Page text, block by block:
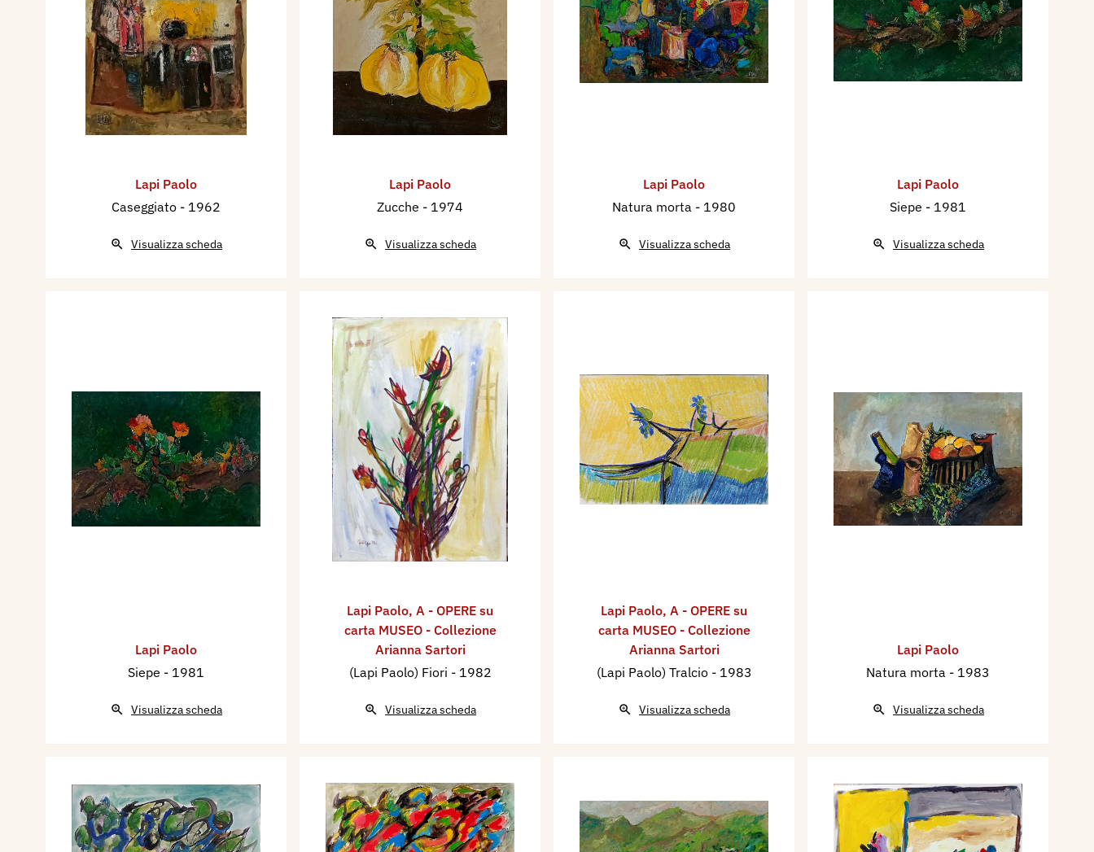
Lapi Paolo
Caseggiato - 1962
Visualizza scheda
Lapi Paolo
Zucche - 1974
Visualizza scheda
Lapi Paolo
Natura morta - 1980
Visualizza scheda
Lapi Paolo
Siepe - 1981
Visualizza scheda
Lapi Paolo
Siepe - 1981
Visualizza scheda
Lapi Paolo, A - OPERE su
carta MUSEO - Collezione
Arianna Sartori
(Lapi Paolo) Fiori - 1982
Visualizza scheda
Lapi Paolo, A - OPERE su
carta MUSEO - Collezione
Arianna Sartori
(Lapi Paolo) Tralcio - 1983
Visualizza scheda
Lapi Paolo
Natura morta - 1983
Visualizza scheda